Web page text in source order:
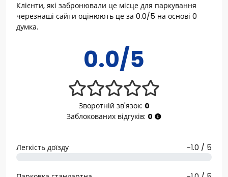
Клієнти, які забронювали це місце для паркування
черезнаші сайти оцінюють це за 0.0/5 на основі 0
думка.
0.0/5
Зворотній зв'язок: 0
Заблокованих відгуків: 0
Легкість доїзду -1.0 / 5